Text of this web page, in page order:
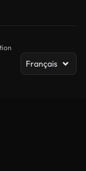
Français